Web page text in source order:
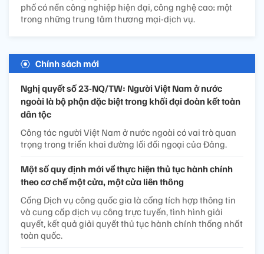
phố có nền công nghiệp hiện đại, công nghệ cao; một
trong những trung tâm thương mại-dịch vụ.
Chính sách mới
Nghị quyết số 23-NQ/TW: Người Việt Nam ở nước
ngoài là bộ phận đặc biệt trong khối đại đoàn kết toàn
dân tộc
Công tác người Việt Nam ở nước ngoài có vai trò quan
trọng trong triển khai đường lối đối ngoại của Đảng.
Một số quy định mới về thực hiện thủ tục hành chính
theo cơ chế một cửa, một cửa liên thông
Cổng Dịch vụ công quốc gia là cổng tích hợp thông tin
và cung cấp dịch vụ công trực tuyến, tình hình giải
quyết, kết quả giải quyết thủ tục hành chính thống nhất
toàn quốc.